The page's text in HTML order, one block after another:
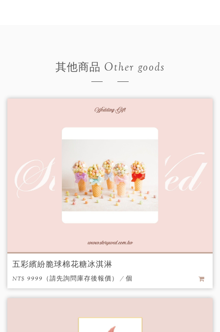
其他商品 Other goods
五彩繽紛脆球棉花糖冰淇淋
NT$ 9999（請先詢問庫存後報價） / 個